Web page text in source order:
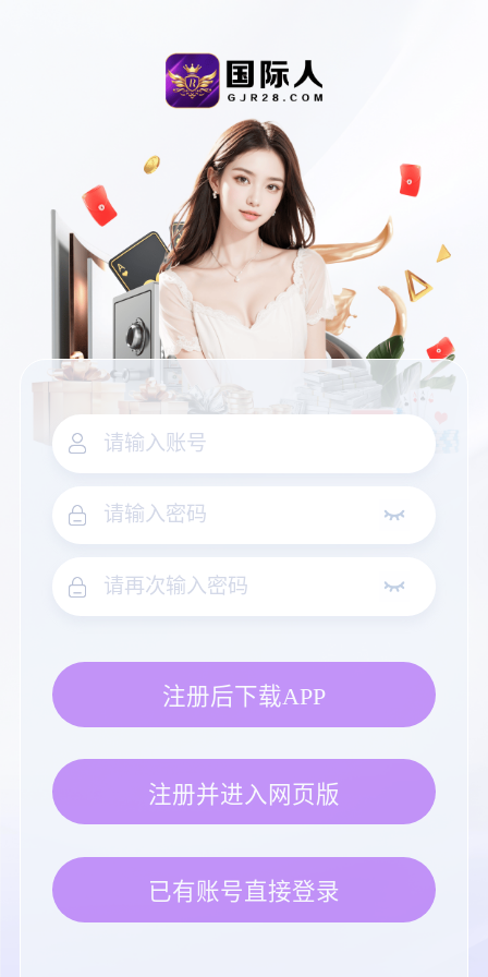
注册后下载APP
注册并进入网页版
已有账号直接登录